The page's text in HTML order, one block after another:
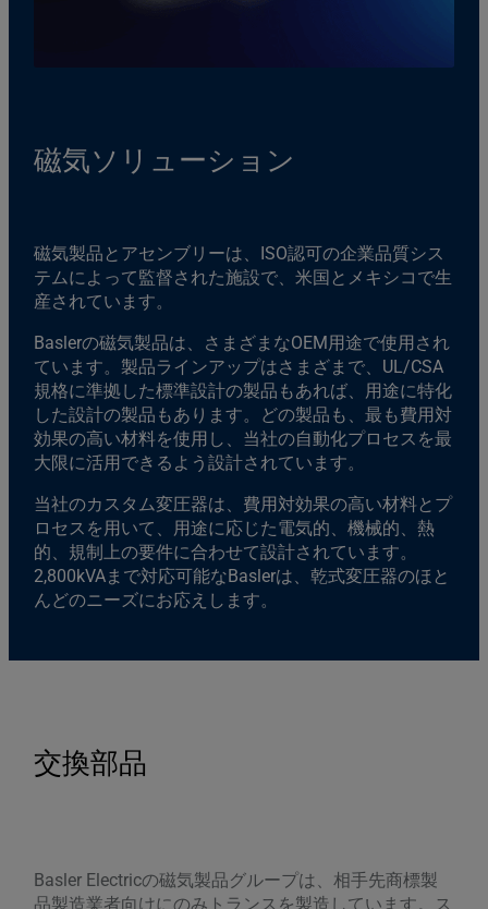
磁気ソリューション
磁気製品とアセンブリーは、ISO認可の企業品質シス
テムによって監督された施設で、米国とメキシコで生
産されています。
Baslerの磁気製品は、さまざまなOEM用途で使用され
ています。製品ラインアップはさまざまで、UL/CSA
規格に準拠した標準設計の製品もあれば、用途に特化
した設計の製品もあります。どの製品も、最も費用対
効果の高い材料を使用し、当社の自動化プロセスを最
大限に活用できるよう設計されています。
当社のカスタム変圧器は、費用対効果の高い材料とプ
ロセスを用いて、用途に応じた電気的、機械的、熱
的、規制上の要件に合わせて設計されています。
2,800kVAまで対応可能なBaslerは、乾式変圧器のほと
んどのニーズにお応えします。
交換部品
Basler Electricの磁気製品グループは、相手先商標製
品製造業者向けにのみトランスを製造しています。ス